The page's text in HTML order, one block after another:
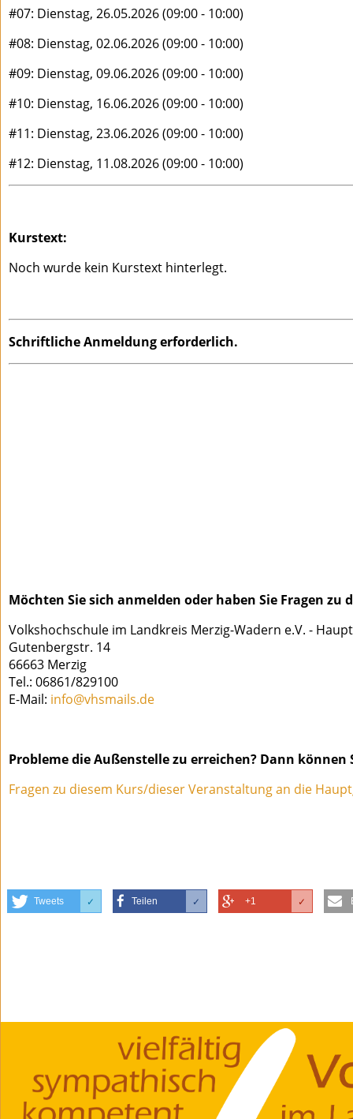
#07: Dienstag, 26.05.2026 (09:00 - 10:00)
#08: Dienstag, 02.06.2026 (09:00 - 10:00)
#09: Dienstag, 09.06.2026 (09:00 - 10:00)
#10: Dienstag, 16.06.2026 (09:00 - 10:00)
#11: Dienstag, 23.06.2026 (09:00 - 10:00)
#12: Dienstag, 11.08.2026 (09:00 - 10:00)
Kurstext:
Noch wurde kein Kurstext hinterlegt.
Schriftliche Anmeldung erforderlich.
Möchten Sie sich anmelden oder haben Sie Fragen
Volkshochschule im Landkreis Merzig-Wadern e.V. -
Gutenbergstr. 14
66663 Merzig
Tel.: 06861/829100
E-Mail: info@vhsmails.de
Probleme die Außenstelle zu erreichen? Dann
Fragen zu diesem Kurs/dieser Veranstaltung an die
Tweets ✓ Teilen ✓ +1 ✓